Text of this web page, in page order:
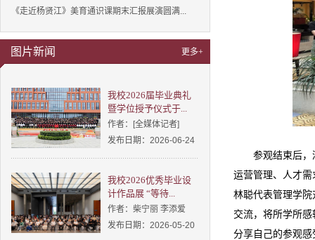
《走近杨贤江》美育通识课期末汇报展演圆满...
图片新闻 更多+
我校2026届毕业典礼
暨学位授予仪式于...
作者：[全媒体记者]
发布日期：2026-06-24
我校2026优秀毕业设
计作品展 “等待...
作者：柴宁丽 李添爱
发布日期：2026-05-20
参观结束后
运营管理、人才
林聪代表管理学
交流，将所学所
分享自己的参观